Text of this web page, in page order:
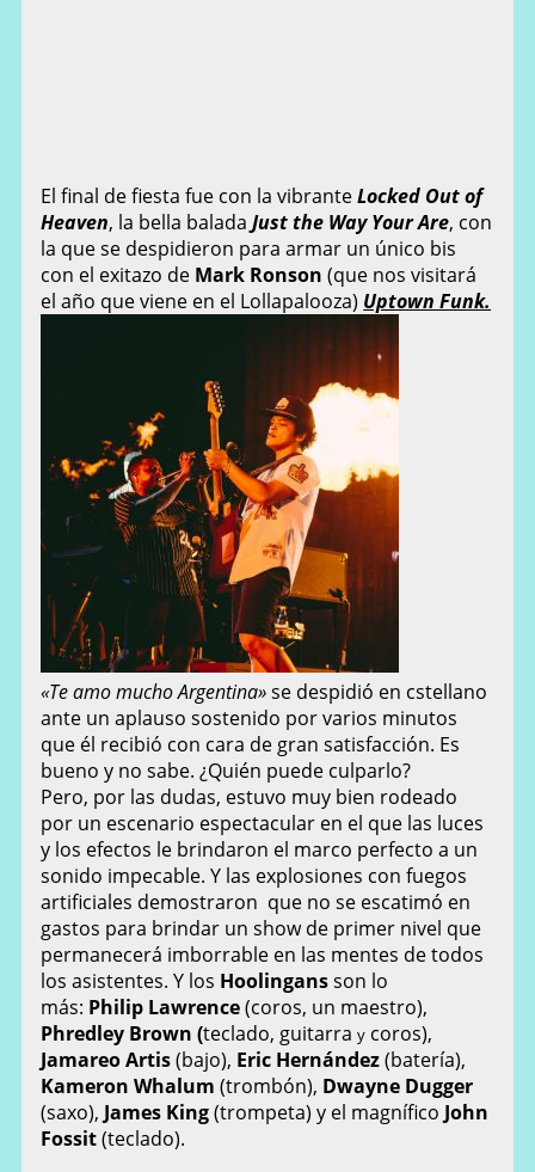
El final de fiesta fue con la vibranteLocked Out of
Heaven, la bella balada Just the Way Your Are, con
la que se despidieron para armar un único bis
con el exitazo de Mark Ronson (que nos visitará
el año que viene en el Lollapalooza) Uptown Funk.
«Te amo mucho Argentina»se despidió en cstellano
ante un aplauso sostenido por varios minutos
que él recibió con cara de gran satisfacción. Es
bueno y no sabe. ¿Quién puede culparlo?
Pero, por las dudas, estuvo muy bien rodeado
por un escenario espectacular en el que las luces
y los efectos le brindaron el marco perfecto a un
sonido impecable. Y las explosiones con fuegos
artificiales demostraron que no se escatimó en
gastos para brindar un show de primer nivel que
permanecerá imborrable en las mentes de todos
los asistentes. Y los Hoolingansson lo
más: Philip Lawrence(coros, un maestro),
Phredley Brown (teclado, guitarray coros),
Jamareo Artis(bajo), Eric Hernández(batería),
Kameron Whalum (trombón), Dwayne Dugger
(saxo), James King(trompeta) y el magnífico John
Fossit(teclado).